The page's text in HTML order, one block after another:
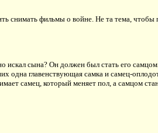
снимать фильмы о войне. Не та тема, чтобы
искал сына? Он должен был стать его
одна главенствующая самка и самец-
самец, который меняет пол, а самцом